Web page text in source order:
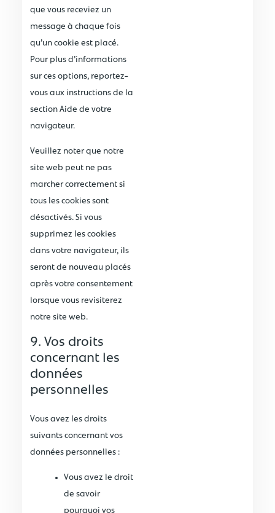
que vous receviez un
message à chaque fois
qu’un cookie est placé.
Pour plus d’informations
sur ces options, reportez-
vous aux instructions de la
section Aide de votre
navigateur.
Veuillez noter que notre
site web peut ne pas
marcher correctement si
tous les cookies sont
désactivés. Si vous
supprimez les cookies
dans votre navigateur, ils
seront de nouveau placés
après votre consentement
lorsque vous revisiterez
notre site web.
9. Vos droits
concernant les
données
personnelles
Vous avez les droits
suivants concernant vos
données personnelles :
Vous avez le droit
de savoir
pourquoi vos